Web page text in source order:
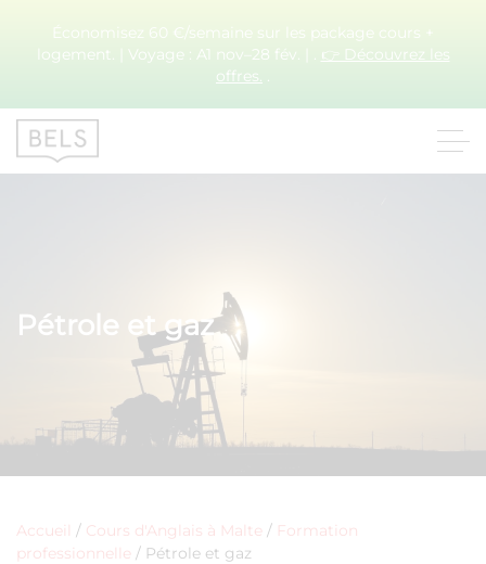
Économisez 60 €/semaine sur les package cours +
logement. | Voyage : A1 nov–28 fév. | . 👉 Découvrez les
offres.
Pétrole et gaz
Accueil / Cours d'Anglais à Malte / Formation
professionnelle / Pétrole et gaz